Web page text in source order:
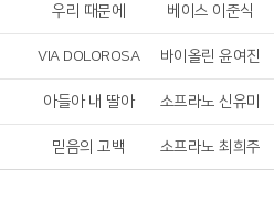
우리 때문에 베이스 이준식
VIA DOLOROSA 바이올린 윤여진
아들아 내 딸아 소프라노 신유미
믿음의 고백 소프라노 최희주